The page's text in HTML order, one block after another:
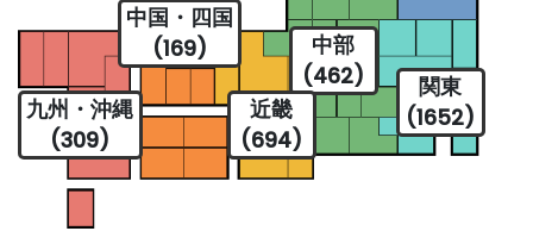
関東
(1652)
中部
(462)
近畿
(694)
中国・四国
(169)
九州・沖縄
(309)